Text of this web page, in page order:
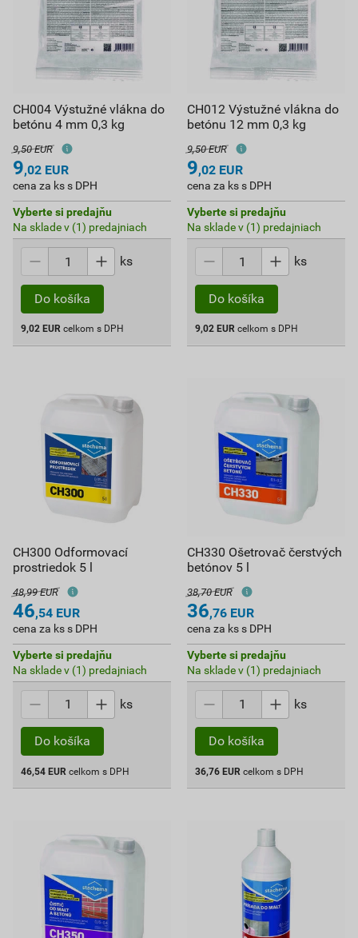
CH004 Výstužné vlákna do
betónu 4 mm 0,3 kg
9,50 EUR
9,02 EUR
cena za ks s DPH
Vyberte si predajňu
Na sklade v (1) predajniach
ks
Do košíka
9,02 EUR celkom s DPH
CH012 Výstužné vlákna do
betónu 12 mm 0,3 kg
9,50 EUR
9,02 EUR
cena za ks s DPH
Vyberte si predajňu
Na sklade v (1) predajniach
ks
Do košíka
9,02 EUR celkom s DPH
CH300 Odformovací
prostriedok 5 l
48,99 EUR
46,54 EUR
cena za ks s DPH
Vyberte si predajňu
Na sklade v (1) predajniach
ks
Do košíka
46,54 EUR celkom s DPH
CH330 Ošetrovač čerstvých
betónov 5 l
38,70 EUR
36,76 EUR
cena za ks s DPH
Vyberte si predajňu
Na sklade v (1) predajniach
ks
Do košíka
36,76 EUR celkom s DPH